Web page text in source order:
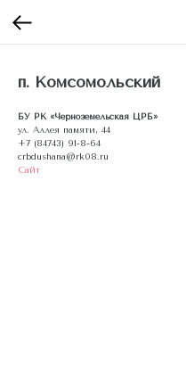
п. Комсомольский
БУ РК «Черноземельская ЦРБ»
ул. Аллея памяти, 44
+7 (84743) 91-8-64
crbdushana@rk08.ru
Сайт